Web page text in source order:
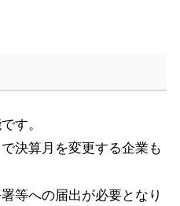
す。
決算月を変更する企業も
等への届出が必要となり